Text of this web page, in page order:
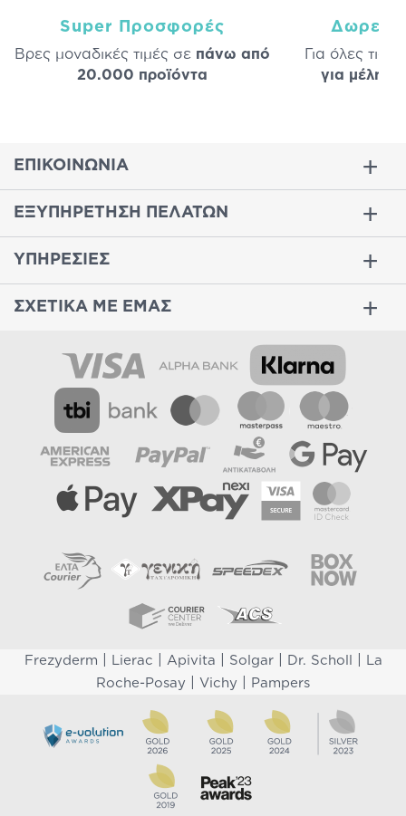
Super Προσφορές
Βρες μοναδικές τιμές σε πάνω από
20.000 προϊόντα
Δωρεάν
Για όλες τις
για μέλη
ΕΠΙΚΟΙΝΩΝΙΑ
ΕΞΥΠΗΡΕΤΗΣΗ ΠΕΛΑΤΩΝ
ΥΠΗΡΕΣΙΕΣ
ΣΧΕΤΙΚΑ ΜΕ ΕΜΑΣ
Frezyderm Lierac Apivita Solgar| Dr. Scholl
La
Roche-Posay
Vichy Pampers